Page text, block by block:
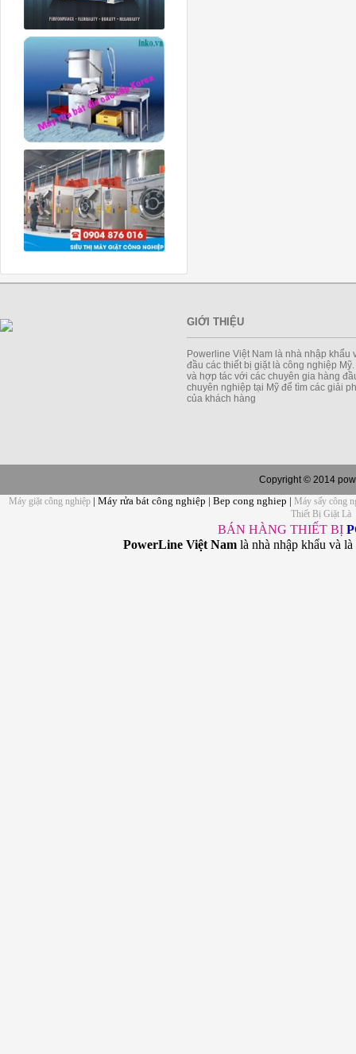
GIỚI THIỆU
Powerline Việt Nam là nhà nhập khẩu
đầu các thiết bị giặt là công nghiệp
và hợp tác với các chuyên gia hàng
chuyên nghiệp tại Mỹ để tìm các giải
của khách hàng
Copyright © 2014
Máy giặt công nghiệp | Máy rửa bát công nghiệp | Bep cong nghiep | Máy sấy công
Thiết Bị Giặt Là
BÁN HÀNG THIẾT BỊ
PowerLine Việt Nam là nhà nhập khẩu và